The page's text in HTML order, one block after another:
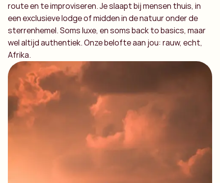
route en te improviseren. Je slaapt bij mensen thuis, in
een exclusieve lodge of midden in de natuur onder de
sterrenhemel. Soms luxe, en soms back to basics, maar
wel altijd authentiek. Onze belofte aan jou: rauw, echt,
Afrika.